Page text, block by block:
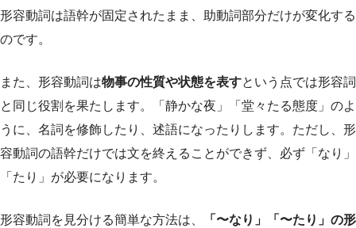
形容動詞は語幹が固定されたまま、助動詞部分だけが変化する
のです。
また、形容動詞は物事の性質や状態を表すという点では形容詞
と同じ役割を果たします。「静かな夜」「堂々たる態度」のよ
うに、名詞を修飾したり、述語になったりします。ただし、形
容動詞の語幹だけでは文を終えることができず、必ず「なり」
「たり」が必要になります。
形容動詞を見分ける簡単な方法は、
「〜なり」「〜たり」の形